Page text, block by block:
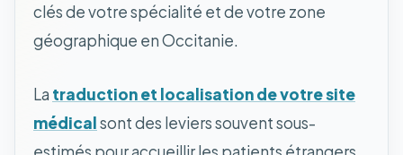
clés de votre spécialité et de votre zone
géographique en Occitanie.
La traduction et localisation de votre site
médicalsont des leviers souvent sous-